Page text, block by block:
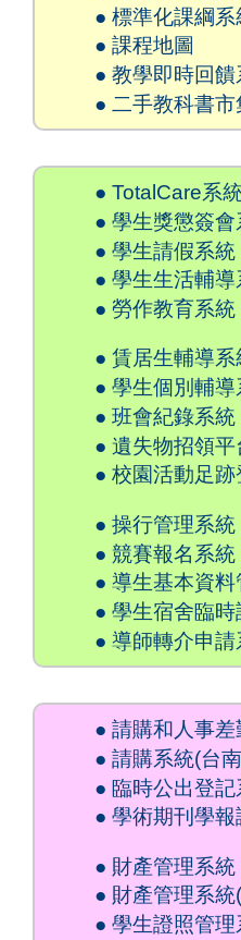
● 標準化課綱
● 課程地圖
● 教學即時回饋
● 二手教科書市
● TotalCare系
● 學生獎懲簽會
● 學生請假系統
● 學生生活輔導
● 勞作教育系統
● 賃居生輔導系
● 學生個別輔導
● 班會紀錄系統
● 遺失物招領平
● 校園活動足
● 操行管理系統
● 競賽報名系統
● 導生基本資
● 學生宿舍臨
● 導師轉介申請
● 請購和人事差
● 請購系統(台
● 臨時公出登記
● 學術期刊學
● 財產管理系統
● 財產管理系統
● 學生證照管理